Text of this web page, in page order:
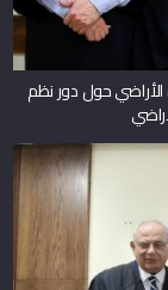
الأراضي حول دور نظم